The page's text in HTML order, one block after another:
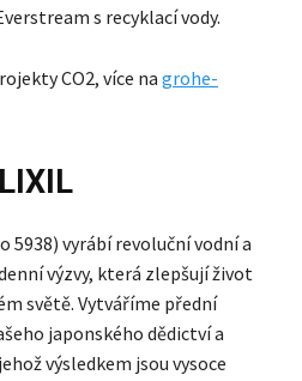
s recyklací vody.
CO2, více na grohe-
5938) vyrábí revoluční vodní a
výzvy, která zlepšují život
světě. Vytváříme přední
japonského dědictví a
výsledkem jsou vysoce